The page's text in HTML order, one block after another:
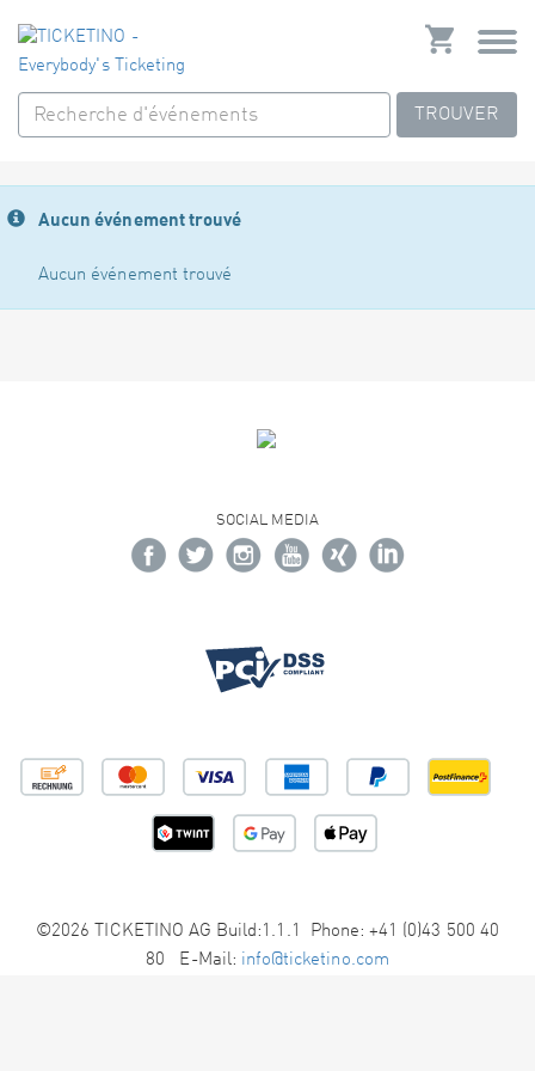
TROUVER
Aucun événement trouvé
Aucun événement trouvé
SOCIAL MEDIA
©2026 TICKETINO AG Build:1.1.1 Phone: +41 (0)43 500 40
80 E-Mail: info@ticketino.com